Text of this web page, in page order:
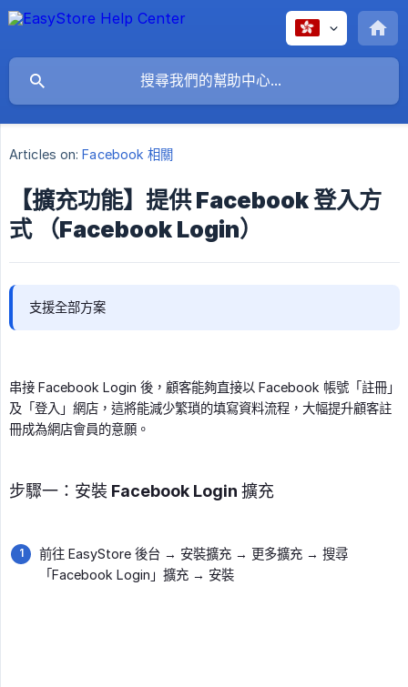
Articles on: Facebook 相關
【擴充功能】提供 Facebook 登入方
式 （Facebook Login）
支援全部方案
串接 Facebook Login 後，顧客能夠直接以 Facebook 帳號「註冊」
及「登入」網店，這將能減少繁瑣的填寫資料流程，大幅提升顧客註
冊成為網店會員的意願。
步驟一：安裝 Facebook Login 擴充
前往 EasyStore 後台 → 安裝擴充 → 更多擴充 → 搜尋
「Facebook Login」擴充 → 安裝